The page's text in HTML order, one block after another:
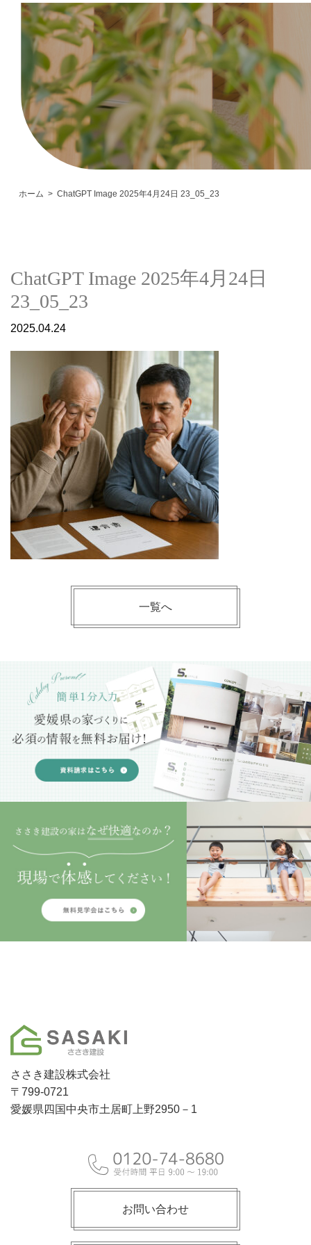
ホーム ChatGPT Image 2025年4月24日 23_05_23
ChatGPT Image 2025年4月24日
23_05_23
2025.04.24
一覧へ
ささき建設株式会社
〒799-0721
愛媛県四国中央市土居町上野2950－1
お問い合わせ